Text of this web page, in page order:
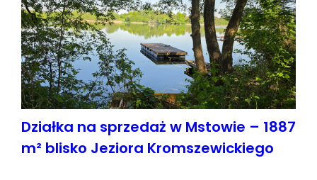
Działka na sprzedaż w Mstowie – 1887
m² blisko Jeziora Kromszewickiego